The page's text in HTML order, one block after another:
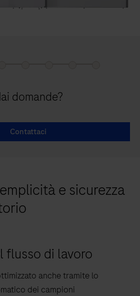
domande?
Contattaci
e sicurezza
flusso di lavoro
anche tramite lo
dei campioni